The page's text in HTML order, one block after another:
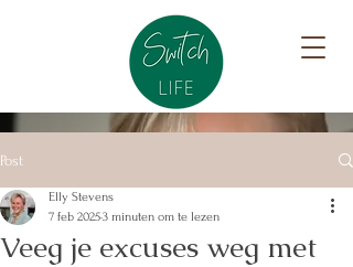
Post
Veeg je excuses weg met
Elly Stevens
7 feb 20253 minuten om te lezen